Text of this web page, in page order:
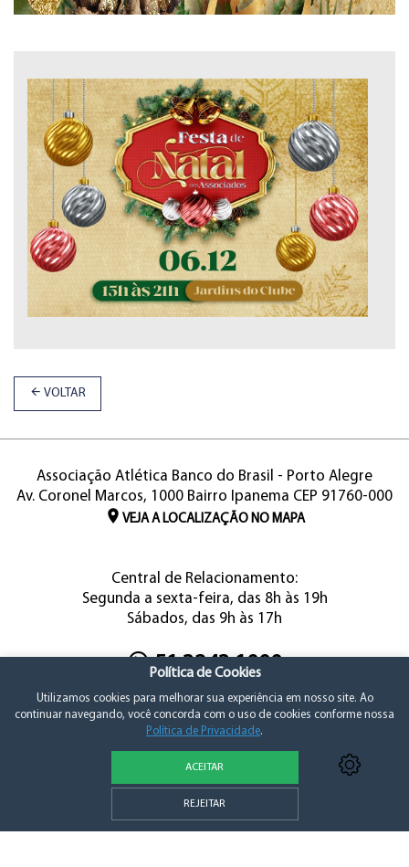
VOLTAR
Associação Atlética Banco do Brasil - Porto Alegre
Av. Coronel Marcos, 1000 Bairro Ipanema CEP 91760-000
VEJA A LOCALIZAÇÃO NO MAPA
Central de Relacionamento:
Segunda a sexta-feira, das 8h às 19h
Sábados, das 9h às 17h
51 3243.1000
Política de Cookies
Utilizamos cookies para melhorar sua experiência em nosso site. Ao
continuar navegando, você concorda com o uso de cookies conforme nossa
Política de Privacidade.
ACEITAR
REJEITAR